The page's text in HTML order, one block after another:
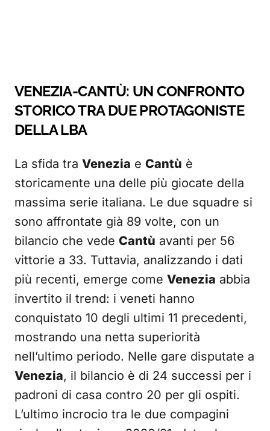
VENEZIA-CANTÙ: UN CONFRONTO
STORICO TRA DUE PROTAGONISTE
DELLA LBA
La sfida tra Venezia e Cantù è
storicamente una delle più giocate della
massima serie italiana. Le due squadre si
sono affrontate già 89 volte, con un
bilancio che vede Cantù avanti per 56
vittorie a 33. Tuttavia, analizzando i dati
più recenti, emerge come Venezia abbia
invertito il trend: i veneti hanno
conquistato 10 degli ultimi 11 precedenti,
mostrando una netta superiorità
nell’ultimo periodo. Nelle gare disputate a
Venezia, il bilancio è di 24 successi per i
padroni di casa contro 20 per gli ospiti.
L’ultimo incrocio tra le due compagini